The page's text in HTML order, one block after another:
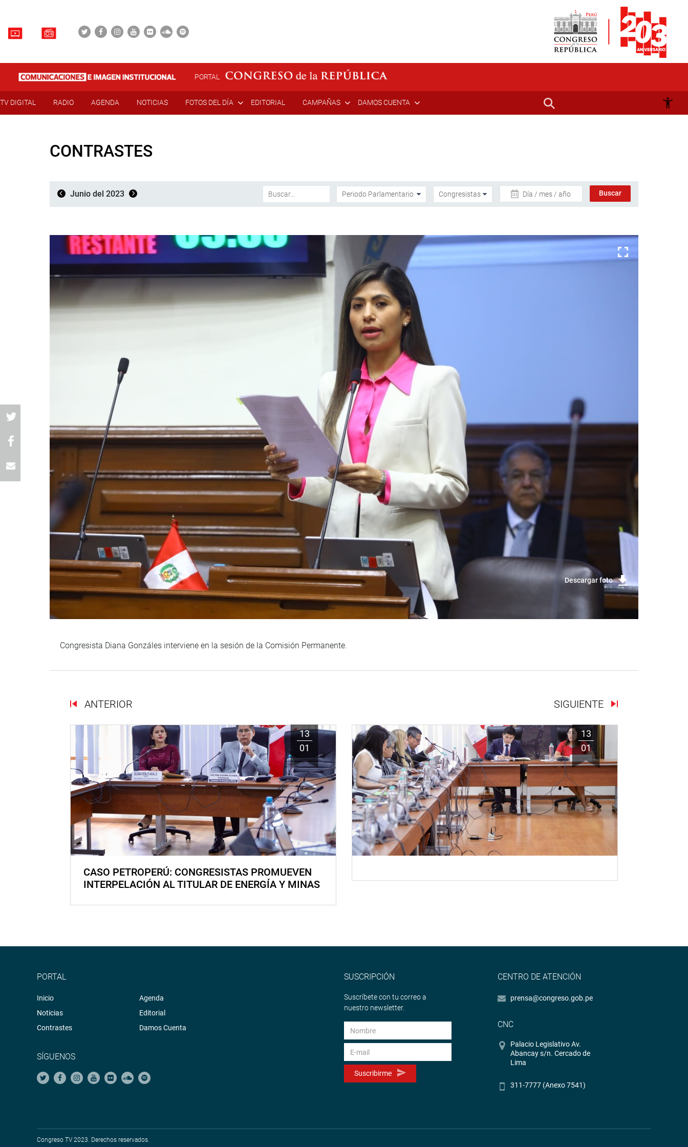
PORTAL
TV DIGITAL RADIO AGENDA NOTICIAS FOTOS DEL DÍA EDITORIAL CAMPAÑAS DAMOS CUENTA
CONTRASTES
Junio del 2023 Día / mes / año
Descargar foto
Congresista Diana Gonzáles interviene en la sesión de la Comisión Permanente.
ANTERIOR SIGUIENTE
13
01
CASO PETROPERÚ: CONGRESISTAS PROMUEVEN
INTERPELACIÓN AL TITULAR DE ENERGÍA Y MINAS
13
01
PORTAL
Inicio
Noticias
Contrastes
Agenda
Editorial
Damos Cuenta
SÍGUENOS
SUSCRIPCIÓN
Suscríbete con tu correo a
nuestro newsletter.
Suscribirme
CENTRO DE ATENCIÓN
prensa@congreso.gob.pe
CNC
Palacio Legislativo Av.
Abancay s/n. Cercado de
Lima
311-7777 (Anexo 7541)
Congreso TV 2023. Derechos reservados.